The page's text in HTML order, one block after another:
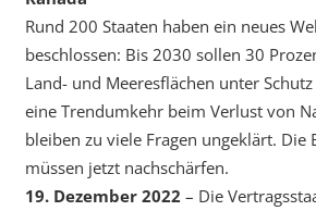
Rund 200 Staaten haben ein neues
beschlossen: Bis 2030 sollen 30
Land- und Meeresflächen unter
eine Trendumkehr beim Verlust von
bleiben zu viele Fragen ungeklärt. Die
müssen jetzt nachschärfen.
19. Dezember 2022 – Die